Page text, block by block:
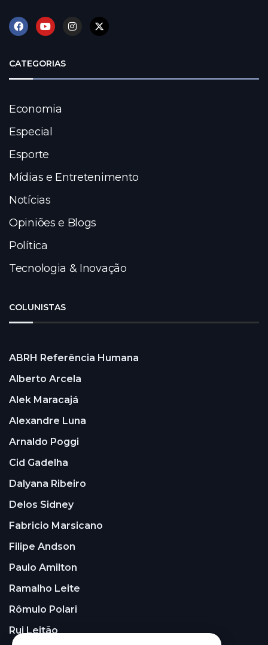
CATEGORIAS
Economia
Especial
Esporte
Mídias e Entretenimento
Notícias
Opiniões e Blogs
Política
Tecnologia & Inovação
COLUNISTAS
ABRH Referência Humana
Alberto Arcela
Alek Maracajá
Alexandre Luna
Arnaldo Poggi
Cid Gadelha
Dalyana Ribeiro
Delos Sidney
Fabricio Marsicano
Filipe Andson
Paulo Amilton
Ramalho Leite
Rômulo Polari
Rui Leitão